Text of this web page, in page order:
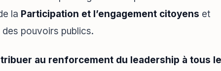
la Participation et l’engagement citoyens et
des pouvoirs publics.
au renforcement du leadership à tous